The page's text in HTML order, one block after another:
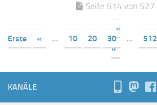
Seite 514 von 527
«
Erste
« ... 10 20 30 ... 512
»
KANÄLE